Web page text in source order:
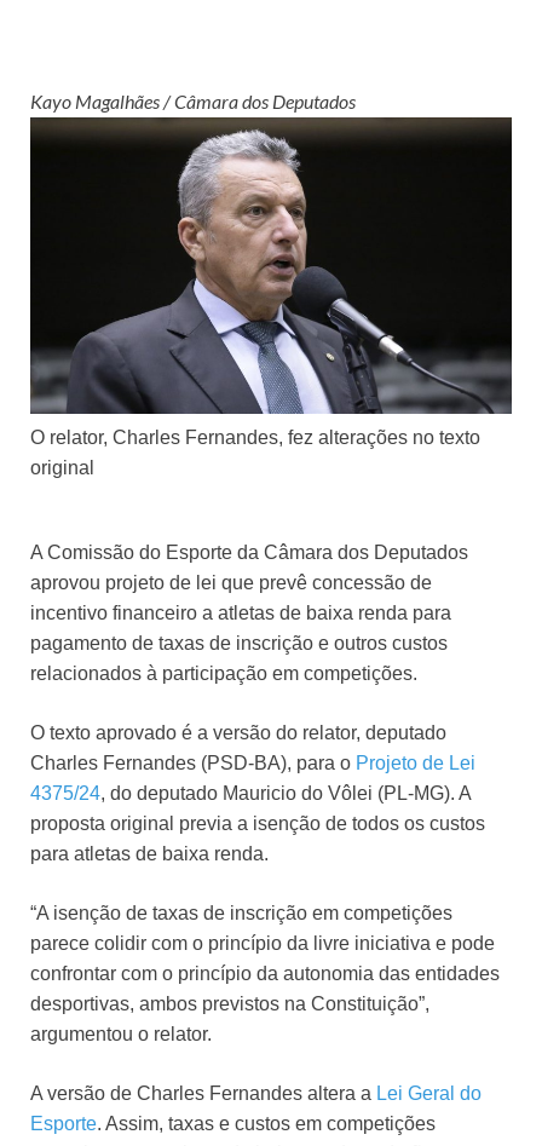
Kayo Magalhães / Câmara dos Deputados
O relator, Charles Fernandes, fez alterações no texto
original
A Comissão do Esporte da Câmara dos Deputados
aprovou projeto de lei que prevê concessão de
incentivo financeiro a atletas de baixa renda para
pagamento de taxas de inscrição e outros custos
relacionados à participação em competições.
O texto aprovado é a versão do relator, deputado
Charles Fernandes (PSD-BA), para o Projeto de Lei
4375/24, do deputado Mauricio do Vôlei (PL-MG). A
proposta original previa a isenção de todos os custos
para atletas de baixa renda.
“A isenção de taxas de inscrição em competições
parece colidir com o princípio da livre iniciativa e pode
confrontar com o princípio da autonomia das entidades
desportivas, ambos previstos na Constituição”,
argumentou o relator.
A versão de Charles Fernandes altera a Lei Geral do
Esporte. Assim, taxas e custos em competições